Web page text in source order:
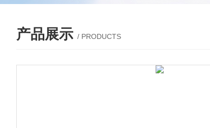
产品展示 / PRODUCTS